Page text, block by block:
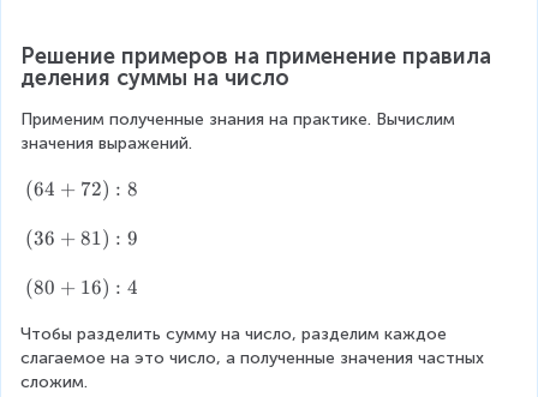
4
:
2
=
3
2
5
)
:
2
=
:
2
+
4
:
2
Решение примеров на применение правила
деления суммы на число
Применим полученные знания на практике. Вычислим
значения выражений.
(
4
7
)
:
8
(64 + 72) : 8
(
6
8
1
)
(36 + 81) : 9
(
0
+
1
(80 + 16) : 4
Чтобы разделить сумму на число, разделим каждое
слагаемое на это число, а полученные значения частных
сложим.